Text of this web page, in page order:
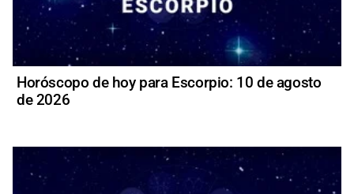
Horóscopo de hoy para Escorpio: 10 de agosto
de 2026